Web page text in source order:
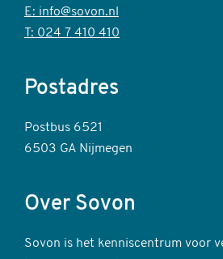
E: info@sovon.nl
T: 024 7 410 410
Postadres
Postbus 6521
6503 GA Nijmegen
Over Sovon
Sovon is het kenniscentrum voor